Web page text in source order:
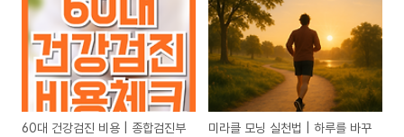
60대 건강검진 비용 | 종합검진부
미라클 모닝 실천법 | 하루를 바꾸